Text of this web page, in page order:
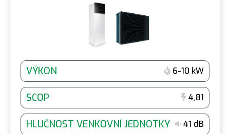
VÝKON 6-10 kW
SCOP 4,81
HLUČNOST VENKOVNÍ JEDNOTKY 41 dB